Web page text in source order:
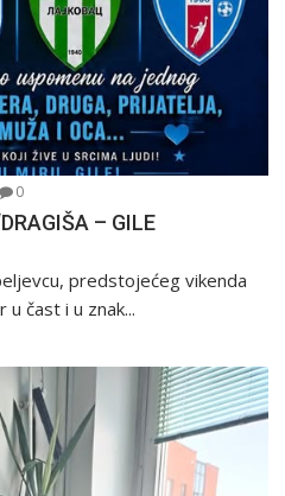
0
– GILE
predstojećeg vikenda
čast i u znak...